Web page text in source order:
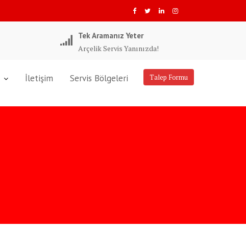
Tek Aramanız Yeter
Arçelik Servis Yanınızda!
Talep Formu
İletişim Servis Bölgeleri